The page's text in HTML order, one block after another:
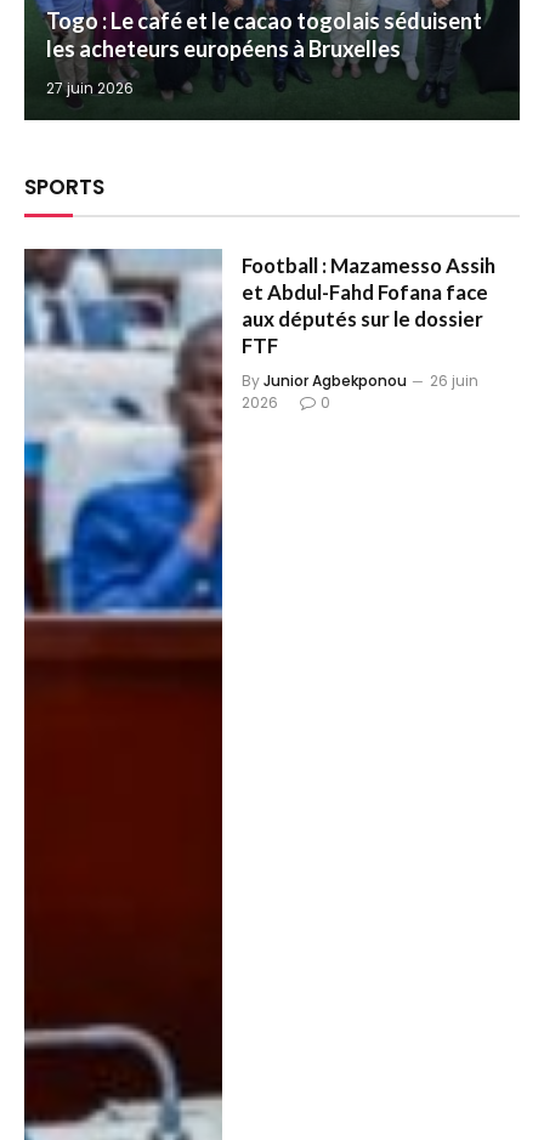
Togo : Le café et le cacao togolais séduisent
les acheteurs européens à Bruxelles
27 juin 2026
SPORTS
Football : Mazamesso Assih
et Abdul-Fahd Fofana face
aux députés sur le dossier
FTF
ByJunior Agbekponou
26 juin
2026
0